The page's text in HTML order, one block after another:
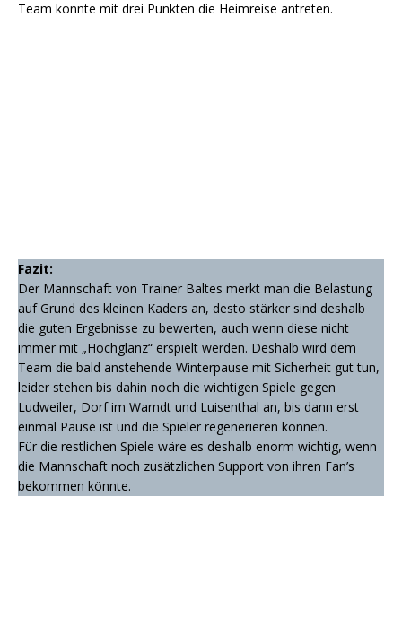
Team konnte mit drei Punkten die Heimreise antreten.
Fazit:
Der Mannschaft von Trainer Baltes merkt man die Belastung
auf Grund des kleinen Kaders an, desto stärker sind deshalb
die guten Ergebnisse zu bewerten, auch wenn diese nicht
immer mit „Hochglanz“ erspielt werden. Deshalb wird dem
Team die bald anstehende Winterpause mit Sicherheit gut tun,
leider stehen bis dahin noch die wichtigen Spiele gegen
Ludweiler, Dorf im Warndt und Luisenthal an, bis dann erst
einmal Pause ist und die Spieler regenerieren können.
Für die restlichen Spiele wäre es deshalb enorm wichtig, wenn
die Mannschaft noch zusätzlichen Support von ihren Fan’s
bekommen könnte.